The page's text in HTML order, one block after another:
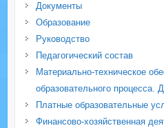
Документы
Образование
Руководство
Педагогический состав
Материально-техническое
образовательного процесса.
Платные образовательные
Финансово-хозяйственная